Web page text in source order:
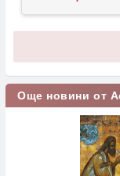
Още новини от